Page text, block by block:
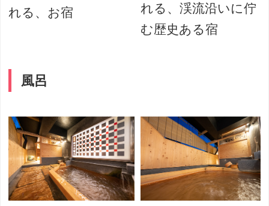
れる、お宿
れる、渓流沿いに佇
む歴史ある宿
風呂